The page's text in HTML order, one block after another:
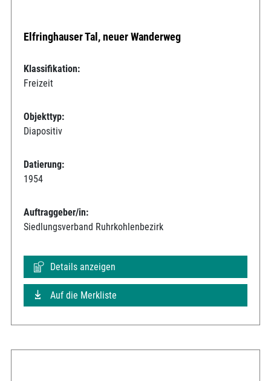
Elfringhauser Tal, neuer Wanderweg
Klassifikation:
Freizeit
Objekttyp:
Diapositiv
Datierung:
1954
Auftraggeber/in:
Siedlungsverband Ruhrkohlenbezirk
Details anzeigen
Auf die Merkliste